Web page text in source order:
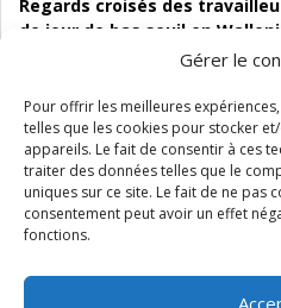
Gérer le
Pour offrir les meilleures
telles que les cookies pour stocker
appareils. Le fait de consentir à ces
traiter des données telles que le
uniques sur ce site. Le fait de ne pas
consentement peut avoir un effet
fonctions.
Regards croisés des
de jour de bas seuil en
06 Juil 2026
Étude d’évaluabilité des
d’accompagnement à
01 Juil 2026
Pénurie du personnel
Wallonie ?